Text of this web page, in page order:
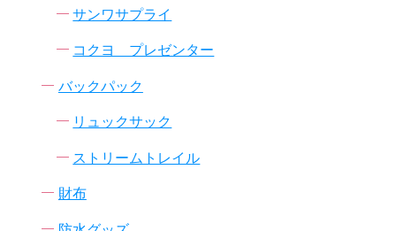
サンワサプライ
コクヨ プレゼンター
バックパック
リュックサック
ストリームトレイル
財布